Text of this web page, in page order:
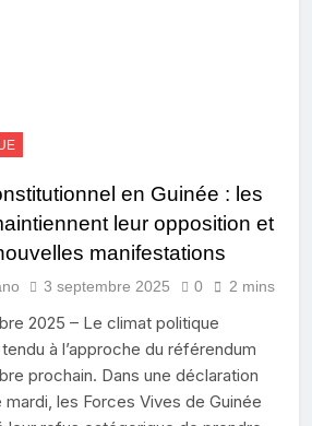
en Guinée : les
leur opposition et
manifestations
3 septembre 2025 0 2 mins
2025 – Le climat politique
à l’approche du référendum
prochain. Dans une déclaration
les Forces Vives de Guinée